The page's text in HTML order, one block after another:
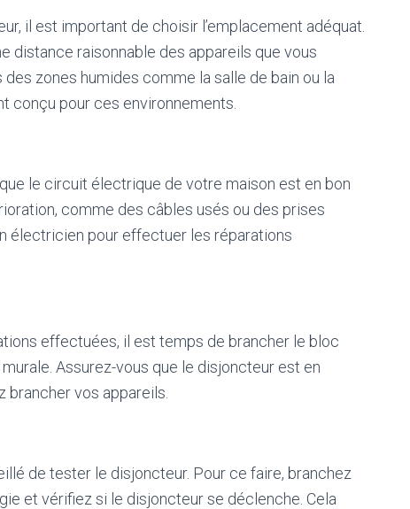
il est important de choisir l’emplacement adéquat.
distance raisonnable des appareils que vous
zones humides comme la salle de bain ou la
conçu pour ces environnements.
le circuit électrique de votre maison est en bon
comme des câbles usés ou des prises
électricien pour effectuer les réparations
effectuées, il est temps de brancher le bloc
Assurez-vous que le disjoncteur est en
brancher vos appareils.
de tester le disjoncteur. Pour ce faire, branchez
et vérifiez si le disjoncteur se déclenche. Cela